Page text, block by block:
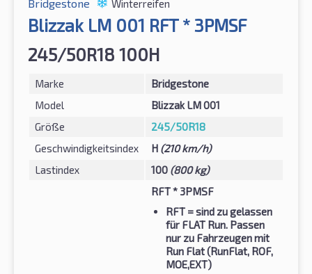
Bridgestone Winterreifen
Blizzak LM 001 RFT * 3PMSF
245/50R18 100H
Marke
Bridgestone
Model
Blizzak LM 001
Größe
245/50R18
Geschwindigkeitsindex
H (210 km/h)
Lastindex
100 (800 kg)
RFT * 3PMSF
RFT = sind zu gelassen
für FLAT Run. Passen
nur zu Fahrzeugen mit
Run Flat (RunFlat, ROF,
MOE,EXT)